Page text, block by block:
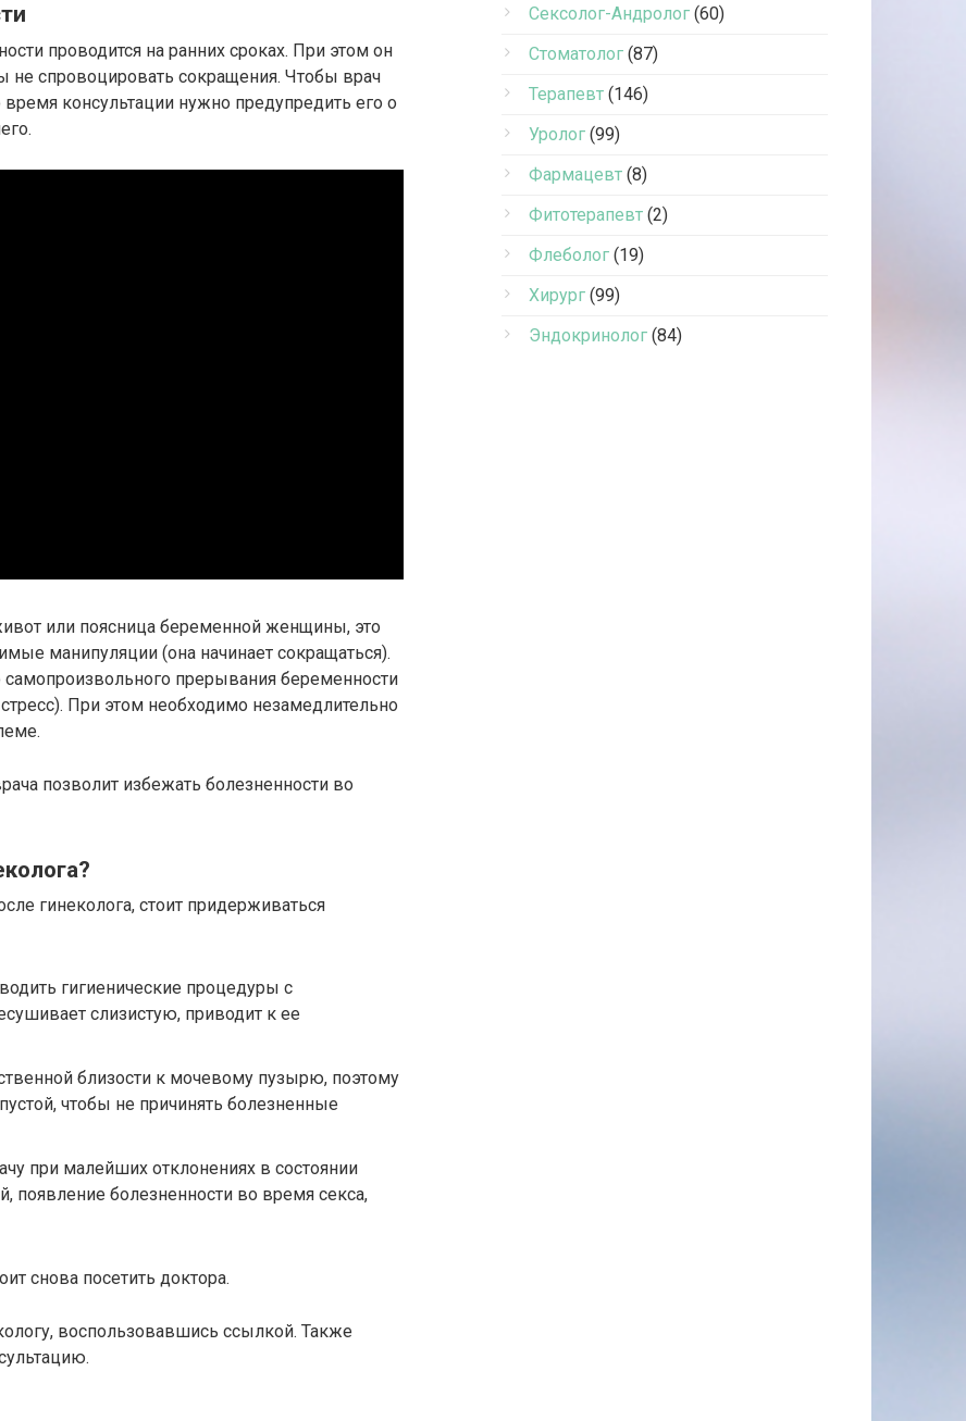
проводится на ранних сроках. При этом он
не спровоцировать сокращения. Чтобы врач
консультации нужно предупредить его о
или поясница беременной женщины, это
манипуляции (она начинает сокращаться).
прерывания беременности
При этом необходимо незамедлительно
позволит избежать болезненности во
гинеколога, стоит придерживаться
гигиенические процедуры с
слизистую, приводит к ее
близости к мочевому пузырю, поэтому
чтобы не причинять болезненные
при малейших отклонениях в состоянии
появление болезненности во время секса,
снова посетить доктора.
воспользовавшись ссылкой. Также
Сексолог-Андролог (60)
Стоматолог (87)
Терапевт (146)
Уролог (99)
Фармацевт (8)
Фитотерапевт (2)
Флеболог (19)
Хирург (99)
Эндокринолог (84)